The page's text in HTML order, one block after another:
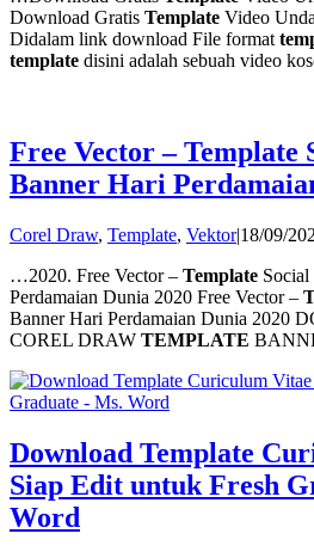
Download Gratis Template Video
Didalam link download File format
template disini adalah sebuah video
Free Vector – Template
Banner Hari
Corel Draw, Template, Vektor|18/09/
…2020. Free Vector – Template
Perdamaian Dunia 2020 Free Vector –
Banner Hari Perdamaian Dunia 2020
COREL DRAW TEMPLATE
Download Template
Siap Edit untuk Fresh
Word